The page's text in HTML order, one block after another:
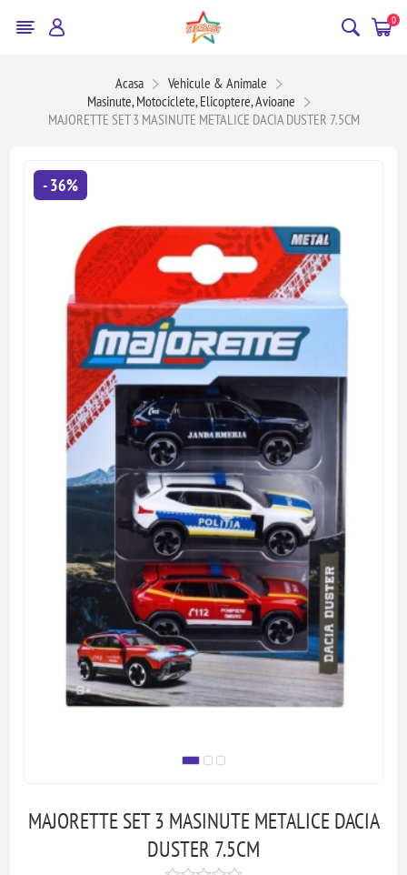
0
Acasa
Vehicule & Animale
Masinute, Motociclete, Elicoptere, Avioane
MAJORETTE SET 3 MASINUTE METALICE DACIA DUSTER 7.5CM
- 36%
MAJORETTE SET 3 MASINUTE METALICE DACIA
DUSTER 7.5CM